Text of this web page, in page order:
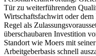
Tür zu weiterführenden
Wirtschaftsfachwirt oder
Regel als
überschaubaren Investition
Standort wie Moers mit
Arbeitgeberbasis schnell